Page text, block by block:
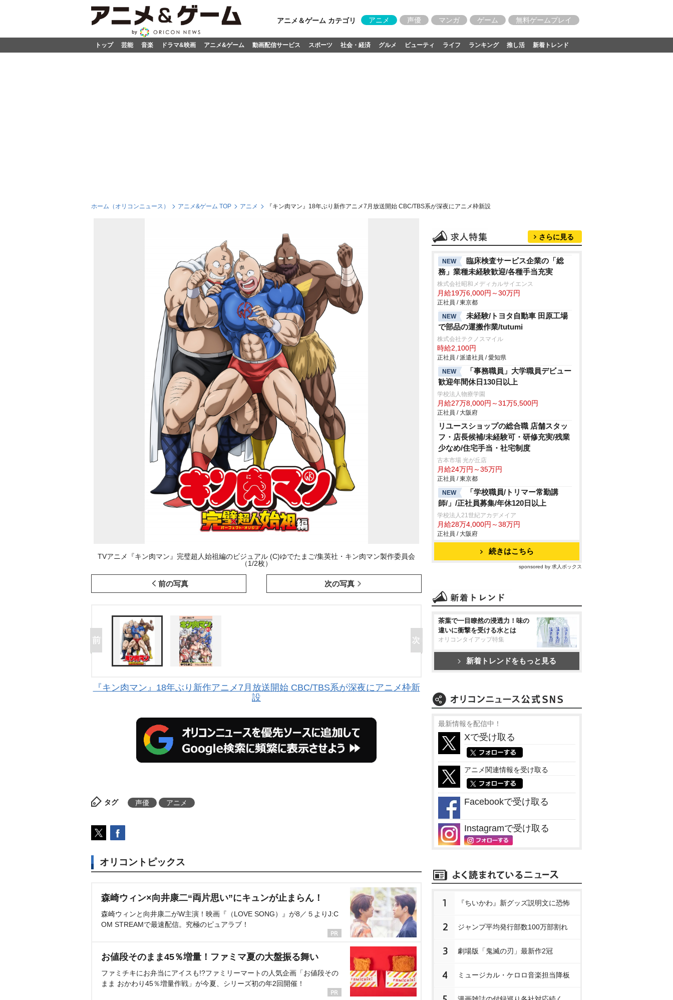
アニメ＆ゲーム カテゴリ アニメ 声優 マンガ ゲーム 無料ゲームプレイ
トップ 芸能 音楽 ドラマ&映画 アニメ&ゲーム 動画配信サービス スポーツ 社会・経済 グルメ ビューティ ライフ ランキング 推し活 新着トレンド
ホーム（オリコンニュース） アニメ&ゲーム TOP アニメ 『キン肉マン』18年ぶり新作アニメ7月放送開始 CBC/TBS系が深夜にアニメ枠新設
TVアニメ『キン肉マン』完璧超人始祖編のビジュアル (C)ゆでたまご/集英社・キン肉マン製作委員会
（1/2枚）
前の写真 次の写真
『キン肉マン』18年ぶり新作アニメ7月放送開始 CBC/TBS系が深夜にアニメ枠新
設
タグ 声優 アニメ
オリコントピックス
森崎ウィン×向井康二“両片思い”にキュンが止まらん！
森崎ウィンと向井康二がW主演！映画『（LOVE SONG）』が8／５よりJ:C
OM STREAMで最速配信。究極のピュアラブ！
お値段そのまま45％増量！ファミマ夏の大盤振る舞い
ファミチキにお弁当にアイスも!?ファミリーマートの人気企画「お値段その
まま おかわり45％増量作戦」が今夏、シリーズ初の年2回開催！
さらに見る
NEW
臨床検査サービス企業の「総
務」業種未経験歓迎/各種手当充実
株式会社昭和メディカルサイエンス
月給19万6,000円～30万円
正社員 / 東京都
NEW
未経験/トヨタ自動車 田原工場
で部品の運搬作業/tutumi
株式会社テクノスマイル
時給2,100円
正社員 / 派遣社員 / 愛知県
NEW
「事務職員」大学職員デビュー
歓迎年間休日130日以上
学校法人物療学園
月給27万8,000円～31万5,500円
正社員 / 大阪府
リユースショップの総合職 店舗スタッ
フ・店長候補/未経験可・研修充実/残業
少なめ/住宅手当・社宅制度
古本市場 光が丘店
月給24万円～35万円
正社員 / 東京都
NEW
「学校職員/トリマー常勤講
師/」/正社員募集/年休120日以上
学校法人21世紀アカデメイア
月給28万4,000円～38万円
正社員 / 大阪府
続きはこちら
sponsored by 求人ボックス
茶葉で一目瞭然の浸透力！味の
違いに衝撃を受ける水とは
オリコンタイアップ特集
新着トレンドをもっと見る
最新情報を配信中！
Xで受け取る
アニメ関連情報を受け取る
Facebookで受け取る
Instagramで受け取る
1 『ちいかわ』新グッズ説明文に恐怖
2 ジャンプ平均発行部数100万部割れ
3 劇場版「鬼滅の刃」最新作2冠
4 ミュージカル・ケロロ音楽担当降板